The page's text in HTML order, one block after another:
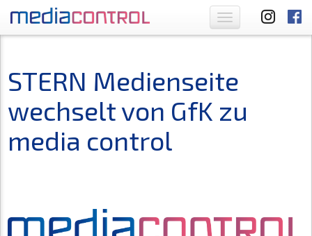
Toggle
navigation
STERN Medienseite
wechselt von GfK zu
media control